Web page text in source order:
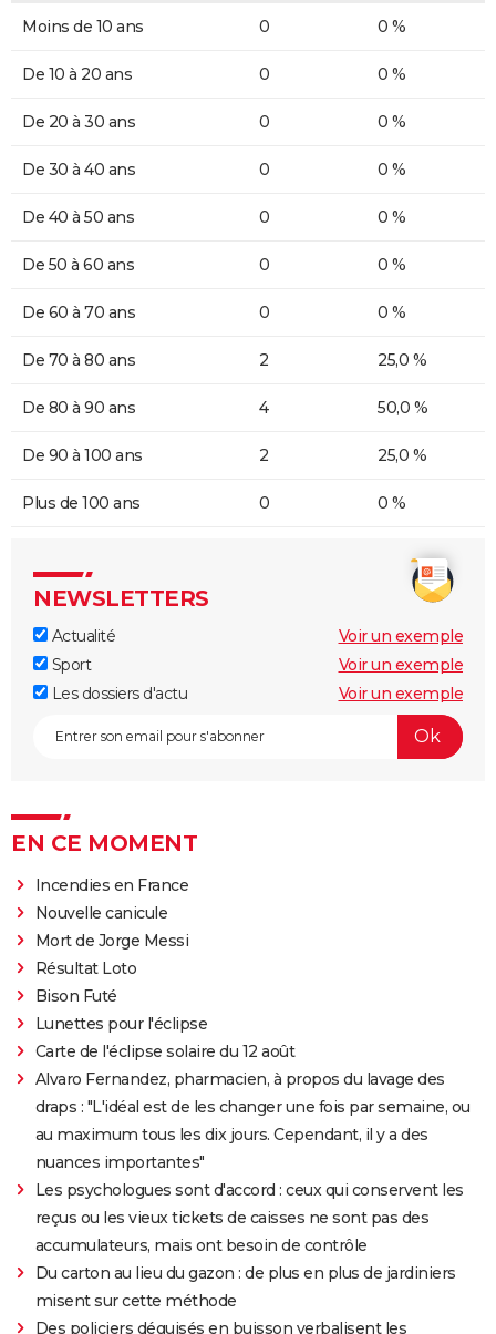
Moins de 10 ans 0 0 %
De 10 à 20 ans 0 0 %
De 20 à 30 ans 0 0 %
De 30 à 40 ans 0 0 %
De 40 à 50 ans 0 0 %
De 50 à 60 ans 0 0 %
De 60 à 70 ans 0 0 %
De 70 à 80 ans 2 25,0 %
De 80 à 90 ans 4 50,0 %
De 90 à 100 ans 2 25,0 %
Plus de 100 ans 0 0 %
NEWSLETTERS
Actualité
Voir un exemple
Sport
Voir un exemple
Les dossiers d'actu
Voir un exemple
EN CE MOMENT
Incendies en France
Nouvelle canicule
Mort de Jorge Messi
Résultat Loto
Bison Futé
Lunettes pour l'éclipse
Carte de l'éclipse solaire du 12 août
Alvaro Fernandez, pharmacien, à propos du lavage des
draps : "L'idéal est de les changer une fois par semaine, ou
au maximum tous les dix jours. Cependant, il y a des
nuances importantes"
Les psychologues sont d'accord : ceux qui conservent les
reçus ou les vieux tickets de caisses ne sont pas des
accumulateurs, mais ont besoin de contrôle
Du carton au lieu du gazon : de plus en plus de jardiniers
misent sur cette méthode
Des policiers déguisés en buisson verbalisent les